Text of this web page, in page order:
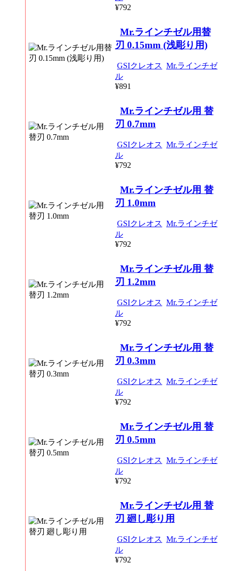
¥792
Mr.ラインチゼル用替
刃 0.15mm (浅彫り用)
GSIクレオス Mr.ラインチゼ
ル
¥891
Mr.ラインチゼル用 替
刃 0.7mm
GSIクレオス Mr.ラインチゼ
ル
¥792
Mr.ラインチゼル用 替
刃 1.0mm
GSIクレオス Mr.ラインチゼ
ル
¥792
Mr.ラインチゼル用 替
刃 1.2mm
GSIクレオス Mr.ラインチゼ
ル
¥792
Mr.ラインチゼル用 替
刃 0.3mm
GSIクレオス Mr.ラインチゼ
ル
¥792
Mr.ラインチゼル用 替
刃 0.5mm
GSIクレオス Mr.ラインチゼ
ル
¥792
Mr.ラインチゼル用 替
刃 廻し彫り用
GSIクレオス Mr.ラインチゼ
ル
¥792